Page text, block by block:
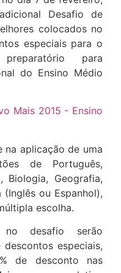
Desafio de
colocados no
especiais para o
para
do Ensino Médio
na aplicação de uma
de Português,
Biologia, Geografia,
ou Espanhol),
escolha.
no desafio serão
especiais,
de desconto nas